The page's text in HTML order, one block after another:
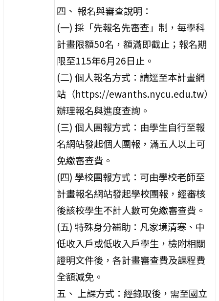
四、 報名與審查說明：
(一) 採「先報名先審查」制，每學科
計畫限額50名，額滿即截止；報名期
限至115年6月26日止。
(二) 個人報名方式：請逕至本計畫網
站（https://ewanths.nycu.edu.tw）
辦理報名與進度查詢。
(三) 個人團報方式：由學生自行至報
名網站發起個人團報，滿五人以上可
免繳審查費。
(四) 學校團報方式：可由學校老師至
計畫報名網站發起學校團報，經審核
後該校學生不計人數可免繳審查費。
(五) 特殊身分補助：凡家境清寒、中
低收入戶或低收入戶學生，檢附相關
證明文件後，各計畫審查費及課程費
全額減免。
五、 上課方式：經錄取後，需至國立